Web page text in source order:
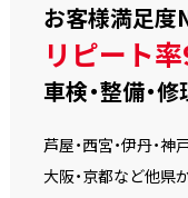
お客様満足度
リピート
車検・整備・修
芦屋・西宮・伊丹・
大阪・京都など他県